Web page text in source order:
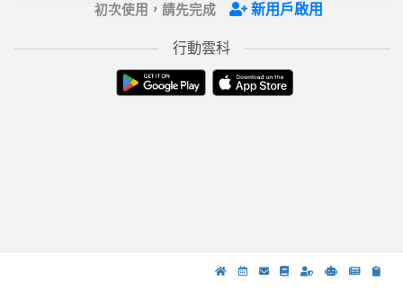
初次使用，請先完成 新用戶啟用
行動雲科